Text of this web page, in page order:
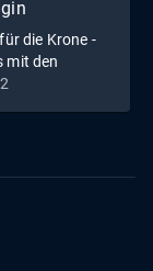
die Krone -
mit den